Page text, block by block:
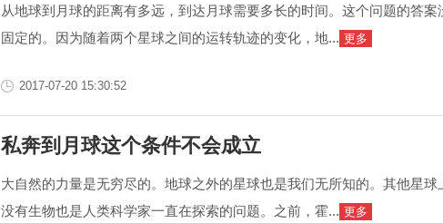
从地球到月球的距离有多远，到达月球需要多长的时间。这个问题的答案
固定的。因为随着两个星球之间的运转轨迹的变化，地... 更多
2017-07-20 15:30:52
私奔到月球这个条件不会成立
大自然的力量是无穷尽的。地球之外的星球也是我们无所知的。其他星球
没有生物也是人类科学家一直在探索的问题。之前，霍... 更多